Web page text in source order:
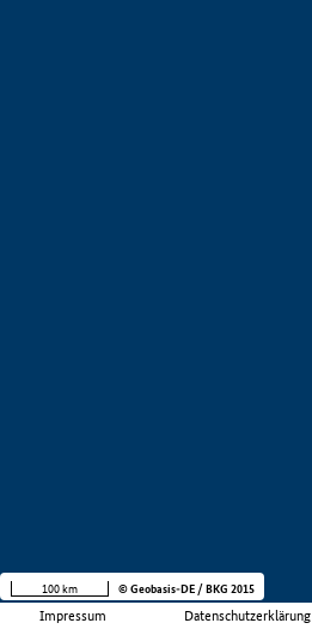
Impressum Datenschutzerklärung
100 km © Geobasis-DE / BKG 2015